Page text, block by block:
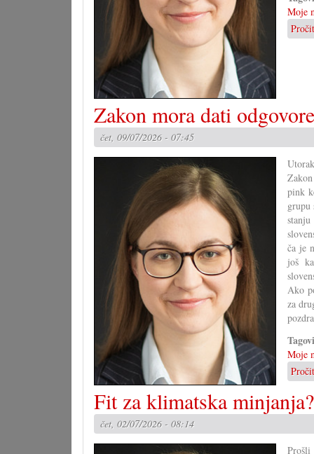
Moje
Zakon mora dati odgovore
čet, 09/07/2026 - 07:45
pink
grupu
ča je
još
Ako
za
Moje
Fit za klimatska minjanja?
čet, 02/07/2026 - 08:14
Prošli